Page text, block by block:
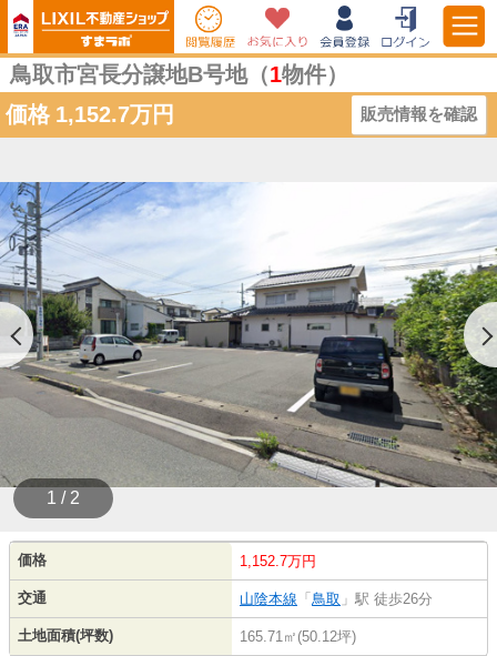
鳥取市宮長分譲地B号地（1物件）
価格 1,152.7万円 販売情報を確認
1 / 2
価格 1,152.7万円
交通 山陰本線 「 鳥取 」駅 徒歩26分
土地面積(坪数) 165.71㎡(50.12坪)